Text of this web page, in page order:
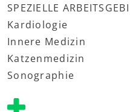
SPEZIELLE
Kardiologie
Innere Medizin
Katzenmedizin
Sonographie